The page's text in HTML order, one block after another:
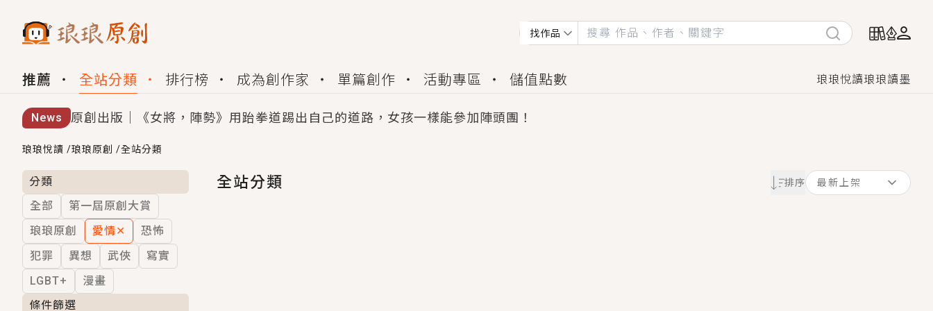
找作品
推薦 全站分類 排行榜 成為創作家 單篇創作 活動專區 儲值點數 琅琅悅讀琅琅讀墨
News 原創出版｜《女將，陣勢》用跆拳道踢出自己的道路，女孩一樣能參加陣頭團！
創,作家招募｜華文小說創作首選！有機會獲得豐富廣宣資源、專屬服務與獨享福利！
小編心動書單｜《離婚你提的，二婚嫁大佬，你哭什麼？》追妻火葬場！前夫失憶移情別戀，她頭也不回找新歡，他居然還後悔了？
GL｜《夏日與檸檬與重疊世界》炎熱的夏日、檸檬的香氣、互相愛慕的兩位少女，今夏最推純愛GL漫畫！
BL｜《費洛蒙中毒》救命！特殊費洛蒙體質世界觀，無法抗拒的吸引力，已中毒Σ>―(〃°ω°〃)♡→
OMG你嚇到我了｜《陰陽鬼店》上班族買了房子模型，但現實中買下的竟是屬於他的停屍櫃？！
言情｜《國語推行員》每個人心中都有一個連自己也無法改變的永恆， 他的一生將不由自主追逐著她……
琅琅悅讀 /琅琅原創 /全站分類
分類
全部
第一屆原創大賞
琅琅原創
愛情✕
恐怖
犯罪
異想 武俠
寫實
LGBT+
漫畫
條件篩選
全站分類 排序 最新上架